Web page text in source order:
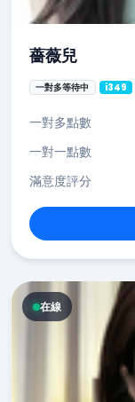
薔薇兒
一對多等待中 i349
一對多點數
一對一點數
滿意度評分
在線